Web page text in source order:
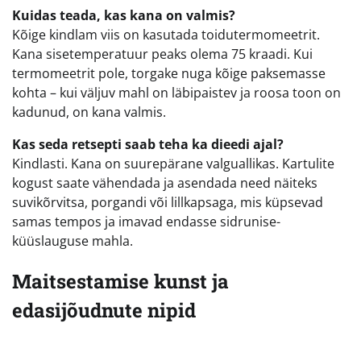
Kuidas teada, kas kana on valmis?
Kõige kindlam viis on kasutada toidutermomeetrit.
Kana sisetemperatuur peaks olema 75 kraadi. Kui
termomeetrit pole, torgake nuga kõige paksemasse
kohta – kui väljuv mahl on läbipaistev ja roosa toon on
kadunud, on kana valmis.
Kas seda retsepti saab teha ka dieedi ajal?
Kindlasti. Kana on suurepärane valguallikas. Kartulite
kogust saate vähendada ja asendada need näiteks
suvikõrvitsa, porgandi või lillkapsaga, mis küpsevad
samas tempos ja imavad endasse sidrunise-
küüslauguse mahla.
Maitsestamise kunst ja
edasijõudnute nipid